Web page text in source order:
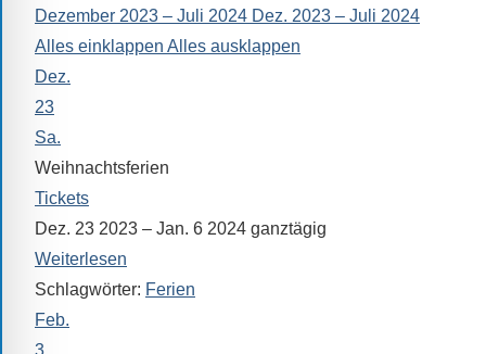
alle
Fragen
Antworten
zu
bieten.
Daneben
gibt
es
den
Dezember 2023 – Juli 2024 Dez. 2023 – Juli 2024
Alles einklappen Alles ausklappen
Dez.
23
Sa.
Weihnachtsferien
Tickets
Dez. 23 2023 – Jan. 6 2024 ganztägig
Weiterlesen
Schlagwörter: Ferien
Feb.